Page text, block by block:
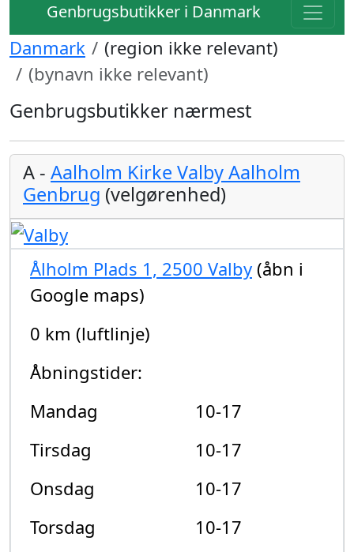
Genbrugsbutikker i Danmark
Danmark
(region ikke relevant)
(bynavn ikke relevant)
Genbrugsbutikker nærmest
A - Aalholm Kirke Valby Aalholm
Genbrug (velgørenhed)
Ålholm Plads 1, 2500 Valby (åbn i
Google maps)
0 km (luftlinje)
Åbningstider:
Mandag
10-17
Tirsdag
10-17
Onsdag
10-17
Torsdag
10-17